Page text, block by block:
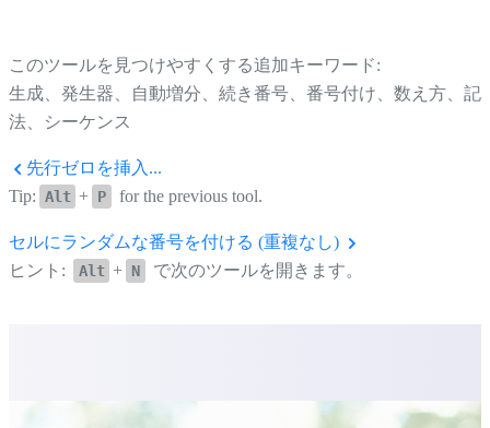
このツールを見つけやすくする追加キーワード:
生成、発生器、自動増分、続き番号、番号付け、数え方、記
法、シーケンス
先行ゼロを挿入...
Tip: Alt + P for the previous tool.
セルにランダムな番号を付ける (重複なし)
ヒント:
Alt + N で次のツールを開きます。